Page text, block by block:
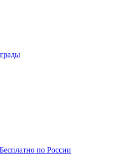
Бесплатно по России